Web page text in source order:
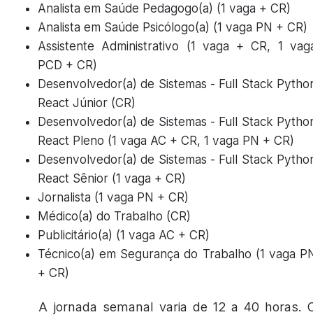
Analista em Saúde Pedagogo(a) (1 vaga + CR)
Analista em Saúde Psicólogo(a) (1 vaga PN + CR)
Assistente Administrativo (1 vaga + CR, 1
PCD + CR)
Desenvolvedor(a) de Sistemas - Full Stack
React Júnior (CR)
Desenvolvedor(a) de Sistemas - Full Stack
React Pleno (1 vaga AC + CR, 1 vaga PN + CR)
Desenvolvedor(a) de Sistemas - Full Stack
React Sênior (1 vaga + CR)
Jornalista (1 vaga PN + CR)
Médico(a) do Trabalho (CR)
Publicitário(a) (1 vaga AC + CR)
Técnico(a) em Segurança do Trabalho (1 vaga
+ CR)
A jornada semanal varia de 12 a 40 horas.